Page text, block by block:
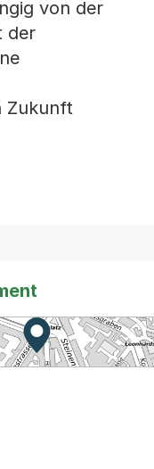
von der
der
Zukunft
Zur Karte von
Externer Link,